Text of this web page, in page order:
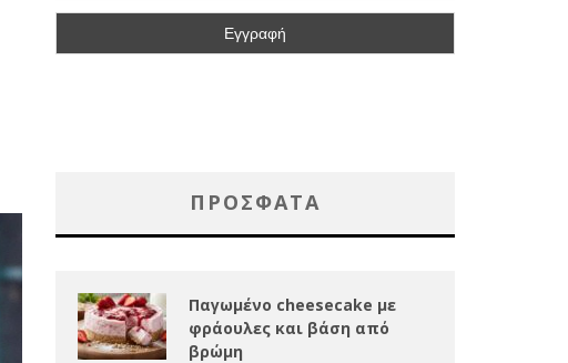
ΠΡΌΣΦΑΤΑ
Παγωμένο cheesecake με
φράουλες και βάση από
βρώμη